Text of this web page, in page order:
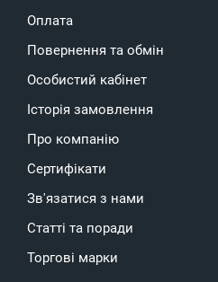
Оплата
Повернення та обмін
Особистий кабінет
Історія замовлення
Про компанію
Сертифікати
Зв'язатися з нами
Статті та поради
Торгові марки